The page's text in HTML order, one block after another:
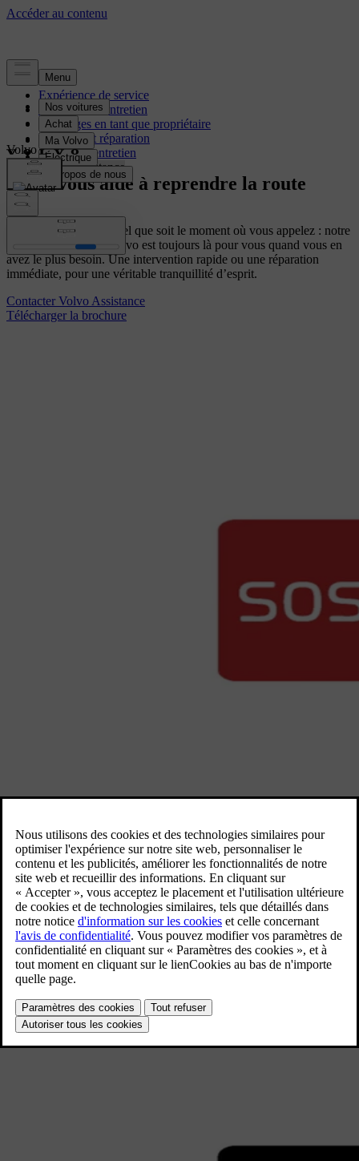
Expérience de service
Réservez un entretien
Avantages en tant que propriétaire
Entretien et réparation
Contrats d'entretien
Volvo Assistance
Volvo Assistance
Volvo vous aide à reprendre la route
Où que vous soyez, quel que soit le moment où vous appelez : notre
service d’assistance Volvo est toujours là pour vous quand vous en
avez le plus besoin. Une intervention rapide ou une réparation
immédiate, pour une véritable tranquillité d’esprit.
Contacter Volvo Assistance
Télécharger la brochure
Urgence
Une urgence vitale ? Appuyez sur le bouton SOS. Pensez
à votre propre sécurité et à celle des autres.